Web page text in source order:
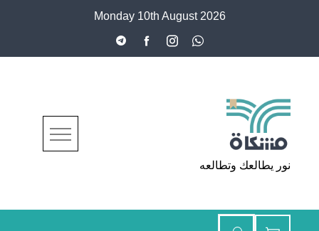
Monday 10th August 2026
مشكاة
نور يطالعك وتطالعه